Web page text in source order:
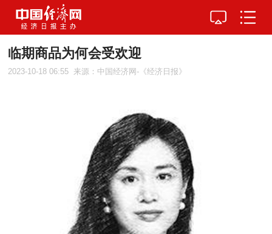
临期商品为何会受欢迎
2023-10-18 06:55 来源：中国经济网-《经济日报》